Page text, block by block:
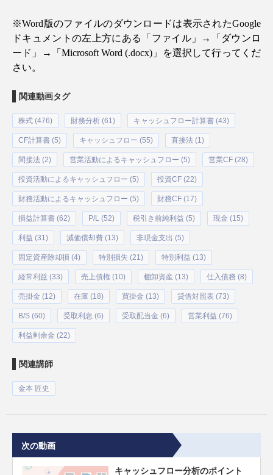
※Word版のファイルのダウンロードは表示されたGoogle
ドキュメントの左上方にある「ファイル」
→
「ダウンロ
ード」
→ 「 Microsoft Word (.docx) 」を選択して行ってくだ
さい。
関連動画タグ
株式 (476) 財務分析 (61) キャッシュフロー計算書 (43)
CF計算書 (5) キャッシュフロー (55) 直接法 (1)
間接法 (2) 営業活動によるキャッシュフロー (5) 営業CF (28)
投資活動によるキャッシュフロー (5) 投資CF (22)
財務活動によるキャッシュフロー (5) 財務CF (17)
損益計算書 (62) P/L (52) 税引き前純利益 (5) 現金 (15)
利益 (31) 減価償却費 (13) 非現金支出 (5)
固定資産除却損 (4) 特別損失 (21) 特別利益 (13)
経常利益 (33) 売上債権 (10) 棚卸資産 (13) 仕入債務 (8)
売掛金 (12) 在庫 (18) 買掛金 (13) 貸借対照表 (73)
B/S (60) 受取利息 (6) 受取配当金 (6) 営業利益 (76)
利益剰余金 (22)
関連講師
金本 匠史
次の動画
キャッシュフロー分析のポイント